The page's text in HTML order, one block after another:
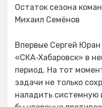
Остаток сезона
Михаил Семёнов
Впервые Сергей Юран
«СКА‑Хабаровск» в
период. На тот
задачи не только
наладить системную